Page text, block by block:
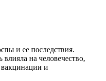
и ее последствия.
на человечество,
вакцинации и